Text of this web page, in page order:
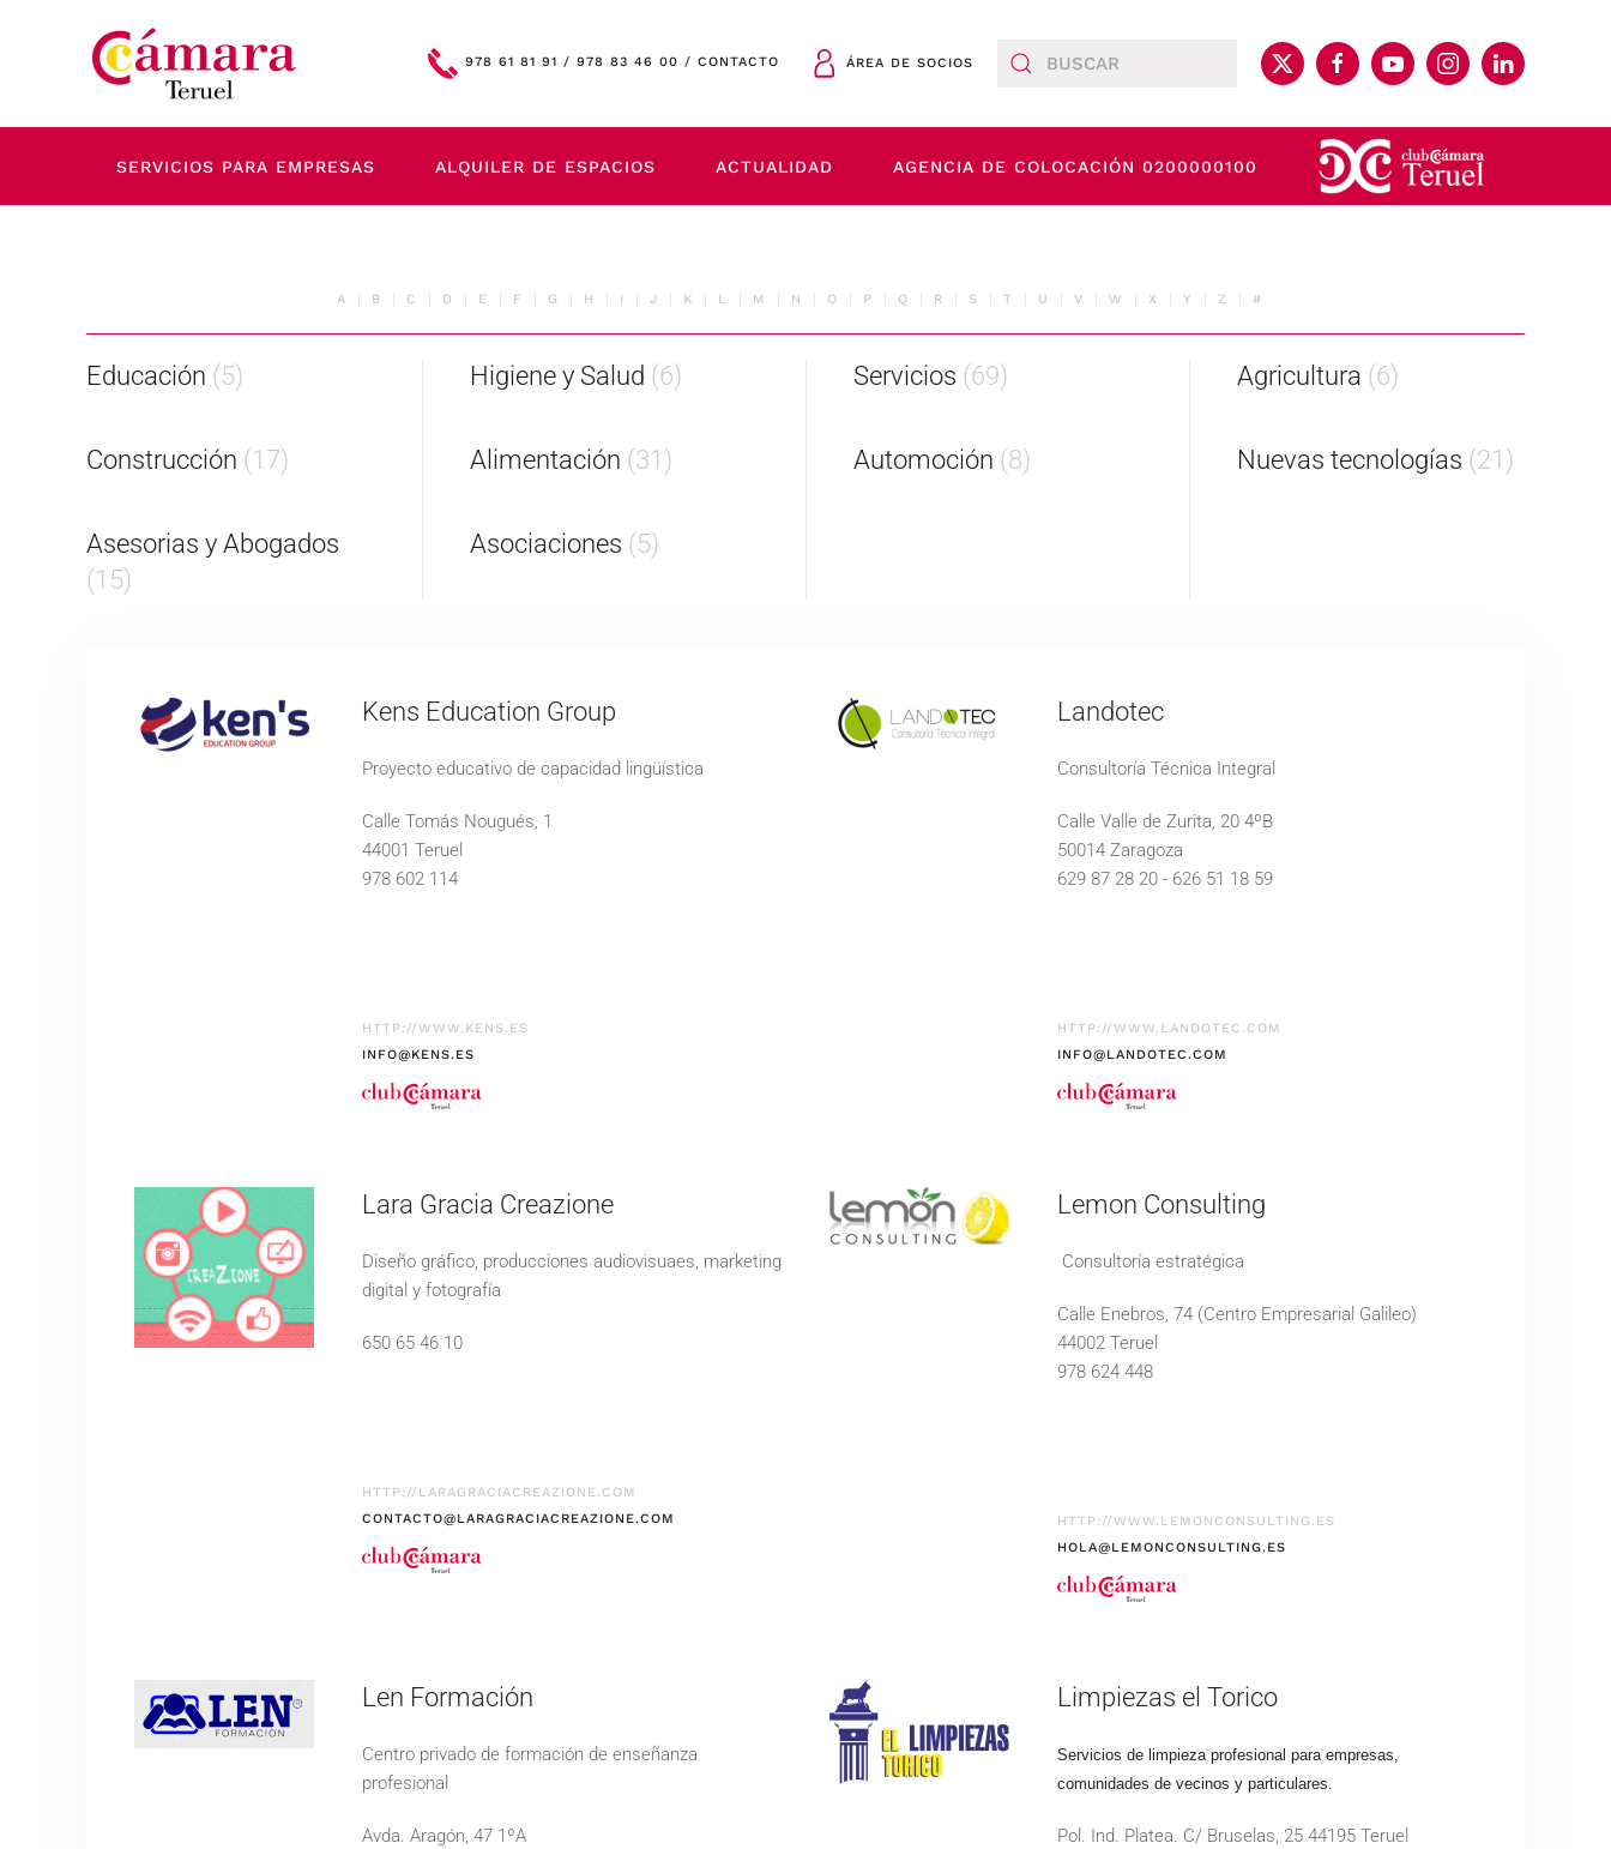
Skip to main content 978 61 81 91 / 978 83 46 00 / CONTACTO ÁREA DE SOCIOS
SERVICIOS PARA EMPRESAS ALQUILER DE ESPACIOS ACTUALIDAD AGENCIA DE COLOCACIÓN 0200000100
A B C D E F G H I J K L M N O P Q R S T U V W X Y Z #
Educación (5)
Construcción (17)
Asesorias y Abogados
(15)
Higiene y Salud (6)
Alimentación (31)
Asociaciones (5)
Servicios (69)
Automoción (8)
Agricultura (6)
Nuevas tecnologías (21)
Kens Education Group
Proyecto educativo de capacidad lingüística
Calle Tomás Nougués, 1
44001 Teruel
978 602 114
HTTP://WWW.KENS.ES
INFO@KENS.ES
Landotec
Consultoría Técnica Integral
Calle Valle de Zurita, 20 4ºB
50014 Zaragoza
629 87 28 20 - 626 51 18 59
HTTP://WWW.LANDOTEC.COM
INFO@LANDOTEC.COM
Lara Gracia Creazione
Diseño gráfico, producciones audiovisuaes, marketing
digital y fotografía
650 65 46 10
HTTP://LARAGRACIACREAZIONE.COM
CONTACTO@LARAGRACIACREAZIONE.COM
Lemon Consulting
Consultoría estratégica
Calle Enebros, 74 (Centro Empresarial Galileo)
44002 Teruel
978 624 448
HTTP://WWW.LEMONCONSULTING.ES
HOLA@LEMONCONSULTING.ES
Len Formación
Centro privado de formación de enseñanza
profesional
Avda. Aragón, 47 1ºA
Limpiezas el Torico
Servicios de limpieza profesional para empresas,
comunidades de vecinos y particulares.
Pol. Ind. Platea. C/ Bruselas, 25 44195 Teruel